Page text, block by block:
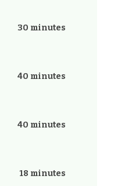
30 minutes
40 minutes
40 minutes
18 minutes